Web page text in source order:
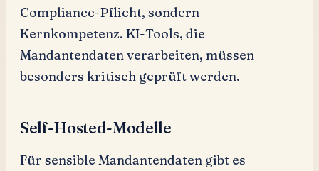
Compliance-Pflicht, sondern
Kernkompetenz. KI-Tools, die
Mandantendaten verarbeiten, müssen
besonders kritisch geprüft werden.
Self-Hosted-Modelle
Für sensible Mandantendaten gibt es